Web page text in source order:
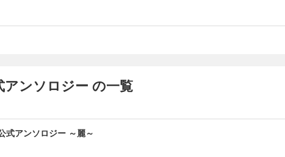
ンソロジー の一覧
式アンソロジー ～麗～